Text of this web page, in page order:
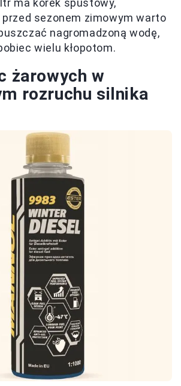
ma korek spustowy,
sezonem zimowym warto
nagromadzoną wodę,
wielu kłopotom.
żarowych w
rozruchu silnika